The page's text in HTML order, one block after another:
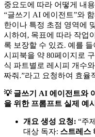
중요도에 따라 어떻게 내
“글쓰기 AI 에이전트”와
한이나 특정 초점 영역에
시하여, 목표에 따라 작업
록 보장할 수 있죠. 예를
시피북을 약 80페이지로
식 파트별로 레시피 개수
짜줘.”라고 요청하여 효율
💡 글쓰기 AI 에이전트와
을 위한 프롬프트 실제 예시
개요 생성 요청: “주
대상 독자: 스트레스